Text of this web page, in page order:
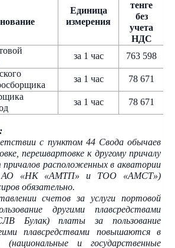
Единица
измерения
тенге
без
учета
НДС
за 1 час 763 598
за 1 час 78 671
за 1 час 78 671
с пунктом 44 Свода обычаев
перешвартовке к другому причалу
расположенных в акватории
АО «НК «АМТП» и ТОО «АМСТ»)
обязательно.
счетов за услуги портовой
другими плавсредствами
Булак) платы за пользование
плавсредствами повышаются в
(национальные и государственные